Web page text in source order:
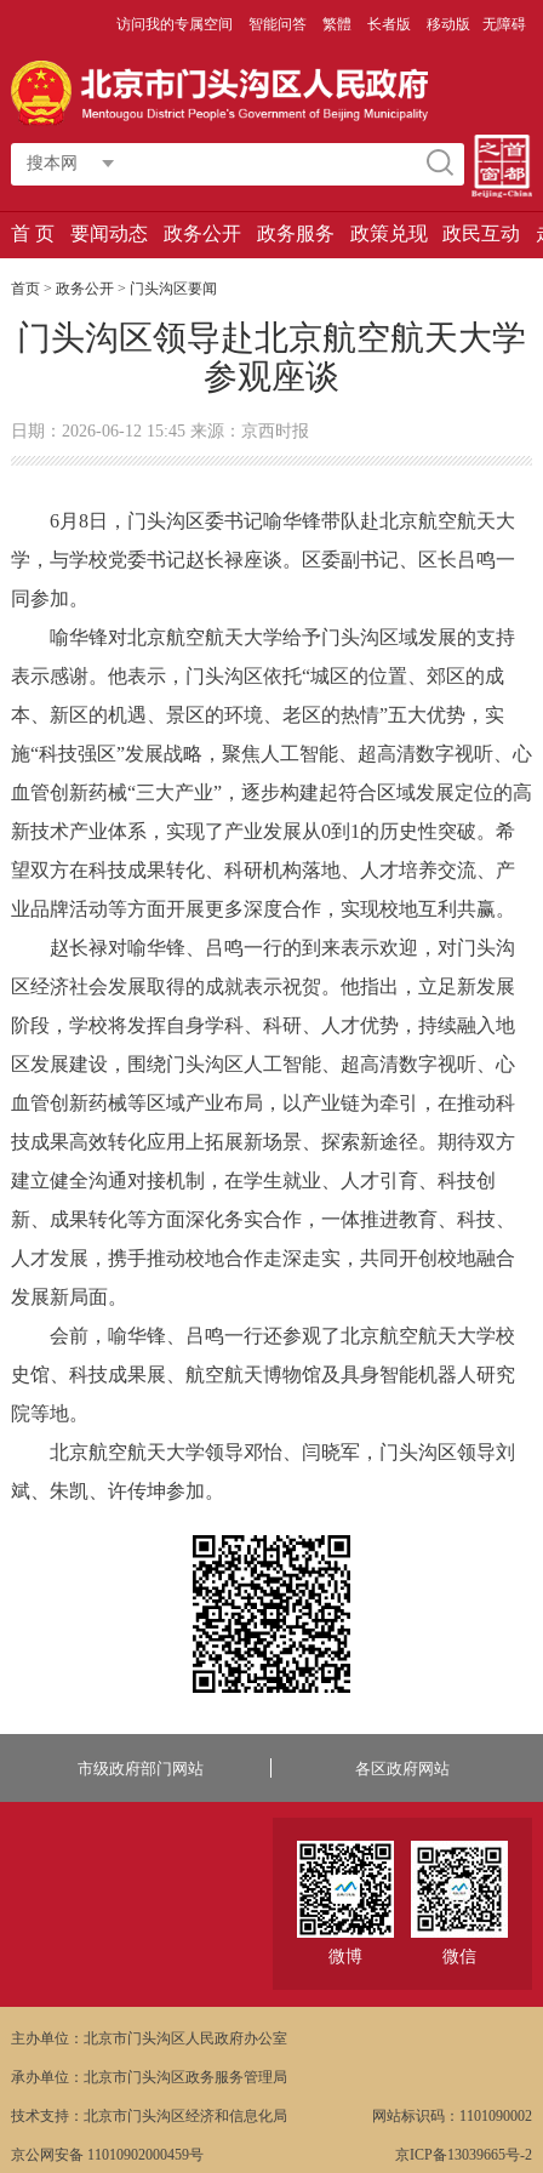
访问我的专属空间 智能问答 繁體 长者版 移动版 无障碍
搜本网
首 页 要闻动态 政务公开 政务服务 政策兑现 政民互动
首页> 政务公开> 门头沟区要闻
门头沟区领导赴北京航空航天大学
参观座谈
日期：2026-06-12 15:45 来源：京西时报
6月8日，门头沟区委书记喻华锋带队赴北京航空航天大
学，与学校党委书记赵长禄座谈。区委副书记、区长吕鸣一
同参加。
喻华锋对北京航空航天大学给予门头沟区域发展的支持
表示感谢。他表示，门头沟区依托“城区的位置、郊区的成
本、新区的机遇、景区的环境、老区的热情”五大优势，实
施“科技强区”发展战略，聚焦人工智能、超高清数字视听、心
血管创新药械“三大产业”，逐步构建起符合区域发展定位的高
新技术产业体系，实现了产业发展从0到1的历史性突破。希
望双方在科技成果转化、科研机构落地、人才培养交流、产
业品牌活动等方面开展更多深度合作，实现校地互利共赢。
赵长禄对喻华锋、吕鸣一行的到来表示欢迎，对门头沟
区经济社会发展取得的成就表示祝贺。他指出，立足新发展
阶段，学校将发挥自身学科、科研、人才优势，持续融入地
区发展建设，围绕门头沟区人工智能、超高清数字视听、心
血管创新药械等区域产业布局，以产业链为牵引，在推动科
技成果高效转化应用上拓展新场景、探索新途径。期待双方
建立健全沟通对接机制，在学生就业、人才引育、科技创
新、成果转化等方面深化务实合作，一体推进教育、科技、
人才发展，携手推动校地合作走深走实，共同开创校地融合
发展新局面。
会前，喻华锋、吕鸣一行还参观了北京航空航天大学校
史馆、科技成果展、航空航天博物馆及具身智能机器人研究
院等地。
北京航空航天大学领导邓怡、闫晓军，门头沟区领导刘
斌、朱凯、许传坤参加。
市级政府部门网站 各区政府网站
微博 微信
主办单位：北京市门头沟区人民政府办公室
承办单位：北京市门头沟区政务服务管理局
技术支持：北京市门头沟区经济和信息化局 网站标识码：1101090002
京公网安备 11010902000459号 京ICP备13039665号-2